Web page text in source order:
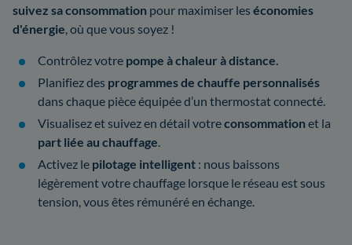
suivez sa consommation pour maximiser les économies
d'énergie, où que vous soyez !
Contrôlez votre pompe à chaleur à distance.
Planifiez des programmes de chauffe personnalisés
dans chaque pièce équipée d’un thermostat connecté.
Visualisez et suivez en détail votreconsommation et la
part liée au chauffage.
Activez le pilotage intelligent : nous baissons
légèrement votre chauffage lorsque le réseau est sous
tension, vous êtes rémunéré en échange.